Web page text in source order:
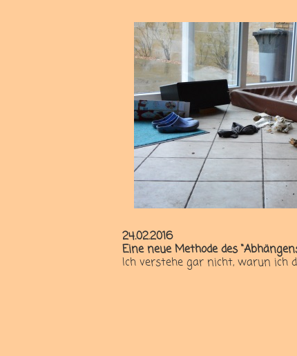
24.02.2016
Eine neue Methode des
Ich verstehe gar nicht, warun ich